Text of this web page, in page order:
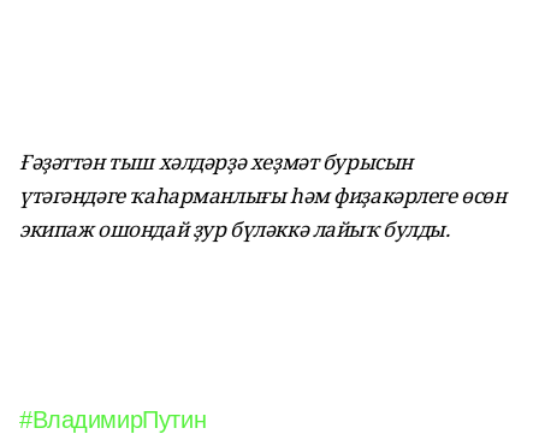
Ғәҙәттән тыш хәлдәрҙә хеҙмәт бурысын
үтәгәндәге ҡаһарманлығы һәм фиҙакәрлеге өсөн
экипаж ошондай ҙур бүләккә лайыҡ булды.
#ВладимирПутин